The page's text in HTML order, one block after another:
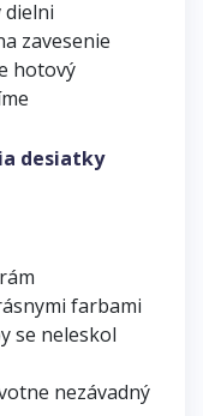
dielni
zavesenie
hotový
desiatky
farbami
se neleskol
nezávadný